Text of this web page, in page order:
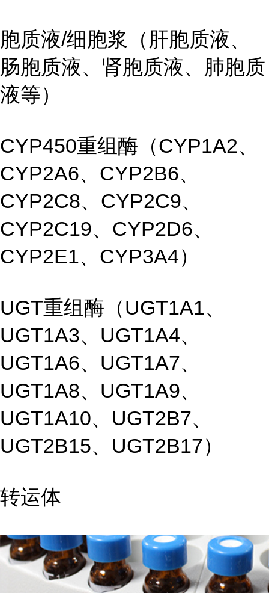
胞质液/细胞浆（肝胞质液、
肠胞质液、肾胞质液、肺胞质
液等）
CYP450重组酶（CYP1A2、
CYP2A6、CYP2B6、
CYP2C8、CYP2C9、
CYP2C19、CYP2D6、
CYP2E1、CYP3A4）
UGT重组酶（UGT1A1、
UGT1A3、UGT1A4、
UGT1A6、UGT1A7、
UGT1A8、UGT1A9、
UGT1A10、UGT2B7、
UGT2B15、UGT2B17）
转运体